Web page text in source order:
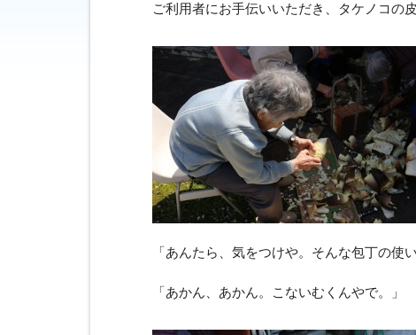
ご利用者にお手伝いいただき、タケノコの
「あんたら、気をつけや。そんな包丁の使
「あかん、あかん。こないむくんやで。」